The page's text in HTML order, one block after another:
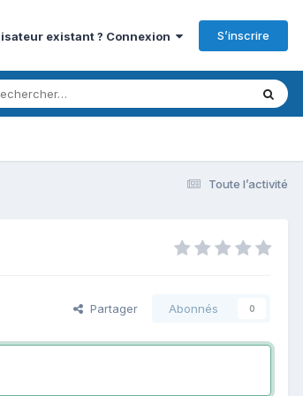
existant ? Connexion S’inscrire
Toute l’activité
Partager Abonnés 0